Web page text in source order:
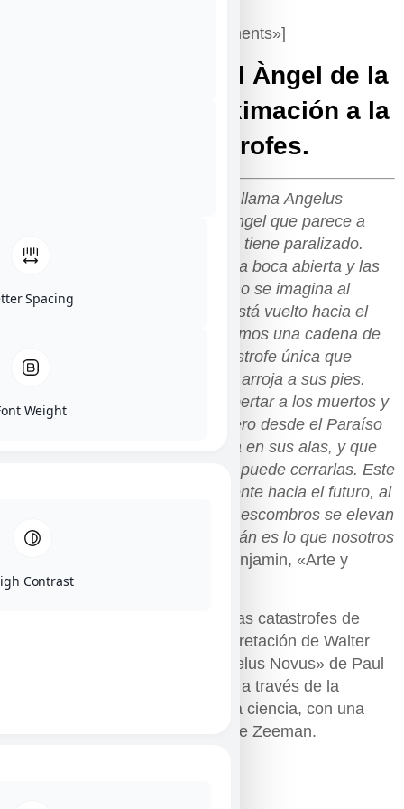
[wooslider slider_type=»attachments»]
Angelus Novus o el Àngel de la
Historia. Una aproximación a la
teoría de las catástrofes.
«Hay un cuadro de Klee que se llama Angelus
Novus. En él se muestra a un ángel que parece a
punto de alejarse de algo que le tiene paralizado.
Sus ojos miran fijamente, tiene la boca abierta y las
alas extendidas; así es como uno se imagina al
Ángel de la Historia. Su rostro está vuelto hacia el
pasado. Donde nosotros percibimos una cadena de
acontecimientos, él ve una catástrofe única que
amontona ruina sobre ruina y la arroja a sus pies.
Bien quisiera él detenerse, despertar a los muertos y
recomponer lo despedazado, pero desde el Paraíso
sopla un huracán que se enreda en sus alas, y que
es tan fuerte que el ángel ya no puede cerrarlas. Este
huracán le empuja irreteniblemente hacia el futuro, al
cual da la espalda, mientras los escombros se elevan
ante él hasta el cielo. Ese huracán es lo que nosotros
. Walter Benjamin, «Arte y
literatura».
Pieza inspirada en la teoría de las catastrofes de
René Thom asociada a la interpretación de Walter
Benjamin sobre el cuadro «Angelus Novus» de Paul
Klee. Un acercamiento holístico a través de la
música, la danza, la filosofía y la ciencia, con una
escenografía fiel a la máquina de Zeeman.
Spacing
Weight
Contrast